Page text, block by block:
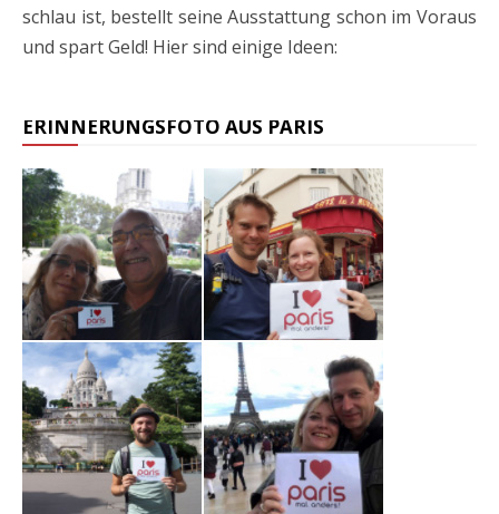
schlau ist, bestellt seine Ausstattung schon im Voraus
und spart Geld! Hier sind einige Ideen:
ERINNERUNGSFOTO AUS PARIS